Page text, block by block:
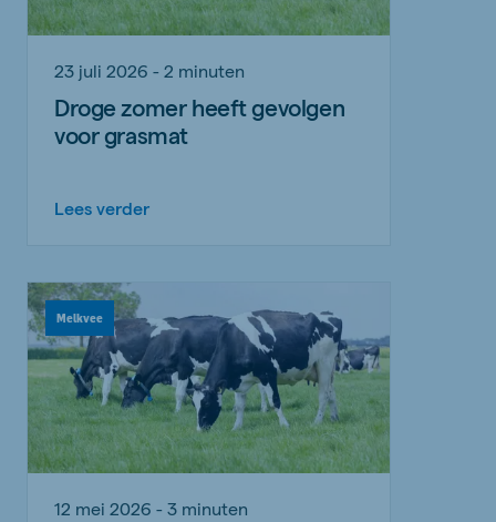
23 juli 2026 - 2 minuten
Droge zomer heeft gevolgen
voor grasmat
Lees verder
Melkvee
12 mei 2026 - 3 minuten